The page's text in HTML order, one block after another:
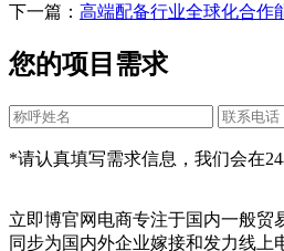
下一篇： 高端配备行业全球化合作
您的项目需求
*请认真填写需求信息，我们会在
立即博官网电商专注于国内一般贸
同步为国内外企业嫁接和发力线上